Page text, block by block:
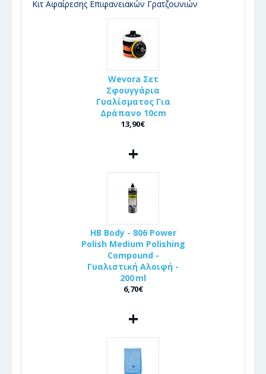
Κιτ Αφαίρεσης Επιφανειακών Γρατζουνιών
Wevora Σετ
Σφουγγάρια
Γυαλίσματος Για
Δράπανο 10cm
13,90€
+
HB Body - 806 Power
Polish Medium Polishing
Compound -
Γυαλιστική Αλοιφή -
200 ml
6,70€
+